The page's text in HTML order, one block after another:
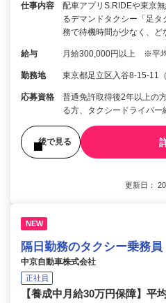
仕事内容
配車アプリS.RIDEや東京
るデマンドタクシー「足
務で待機時間が少なく、
給与 月給300,000円以上 ※平均
勤務地 東京都足立区入谷8-15-11（
応募資格
普通免許取得後2年以上の
る方、タクシードライバー
後で見る
更新日：
NEW
隔日勤務のタクシー乗務員
中京自動車株式会社
正社員
【養成中月給30万円保障】平